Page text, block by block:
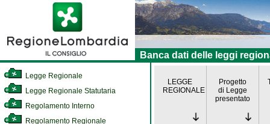
Banca dati delle leggi
Legge Regionale
Legge Regionale Statutaria
Regolamento Interno
Regolamento Regionale
LEGGE
REGIONALE
Progetto
di Legge
presentato